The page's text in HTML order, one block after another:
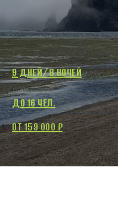
9 ДНЕЙ/8 НОЧЕЙ
ДО 16 ЧЕЛ.
ОТ 159 000 ₽